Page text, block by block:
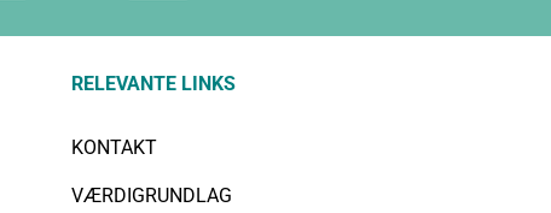
RELEVANTE LINKS
KONTAKT
VÆRDIGRUNDLAG